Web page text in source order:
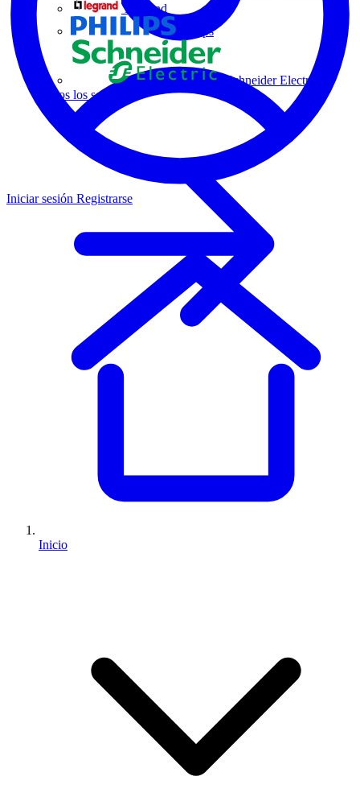
Legrand
Philips
Schneider Electric
Todos los socios
Iniciar sesión Registrarse
Inicio